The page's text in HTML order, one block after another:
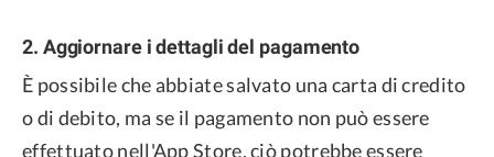
2. Aggiornare i dettagli del pagamento
È possibile che abbiate salvato una carta di credito
o di debito, ma se il pagamento non può essere
effettuato nell'App Store, ciò potrebbe essere